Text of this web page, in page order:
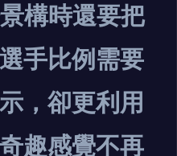
構時還要把
手比例需要
，卻更利用
趣感覺不再